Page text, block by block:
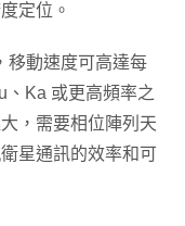
定位。
移動速度可高達每
、Ka 或更高頻率之
，需要相位陣列天
星通訊的效率和可